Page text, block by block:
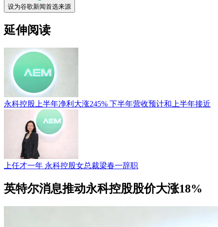
设为谷歌新闻首选来源
延伸阅读
永科控股上半年净利大涨245% 下半年营收预计和上半年接近
上任才一年 永科控股女总裁梁春一辞职
英特尔消息推动永科控股股价大涨18%